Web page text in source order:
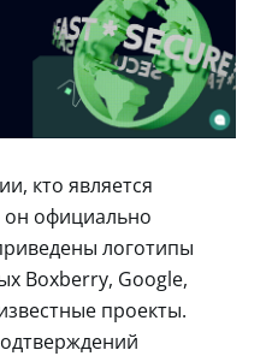
кто является
он официально
логотипы
Boxberry, Google,
проекты.